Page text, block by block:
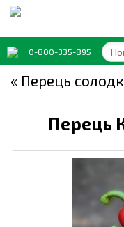
0-800-335-895
« Перець
Перець